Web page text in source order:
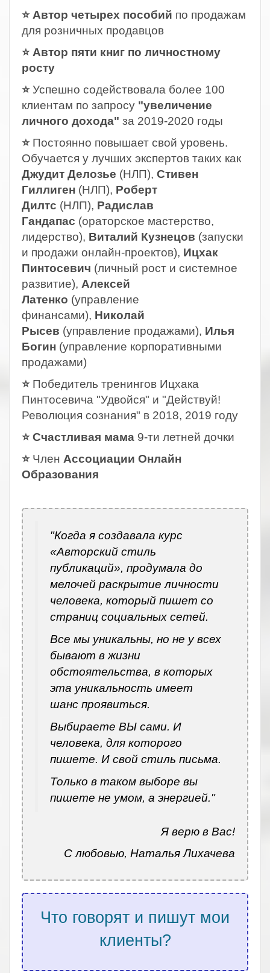
⭐ Автор четырех пособий по продажам
для розничных продавцов
⭐ Автор пяти книг по личностному
росту
⭐Успешно содействовала более 100
клиентам по запросу "увеличение
личного дохода" за 2019-2020 годы
⭐ Постоянно повышает свой уровень.
Обучается у лучших экспертов таких как
Джудит Делозье (НЛП), Стивен
Гиллиген (НЛП), Роберт
Дилтс (НЛП), Радислав
Гандапас (ораторское мастерство,
лидерство), Виталий Кузнецов (запуски
и продажи онлайн-проектов), Ицхак
Пинтосевич (личный рост и системное
развитие), Алексей
Латенко (управление
финансами), Николай
Рысев (управление продажами), Илья
Богин (управление корпоративными
продажами)
⭐ Победитель тренингов Ицхака
Пинтосевича "Удвойся" и "Действуй!
Революция сознания" в 2018, 2019 году
⭐ Счастливая мама 9-ти летней дочки
⭐ Член Ассоциации Онлайн
Образования
"Когда я создавала курс
«Авторский стиль
публикаций», продумала до
мелочей раскрытие личности
человека, который пишет со
страниц социальных сетей.
Все мы уникальны, но не у всех
бывают в жизни
обстоятельства, в которых
эта уникальность имеет
шанс проявиться.
Выбираете ВЫ сами. И
человека, для которого
пишете. И свой стиль письма.
Только в таком выборе вы
пишете не умом, а энергией."
Я верю в Вас!
С любовью, Наталья Лихачева
Что говорят и пишут мои
клиенты?